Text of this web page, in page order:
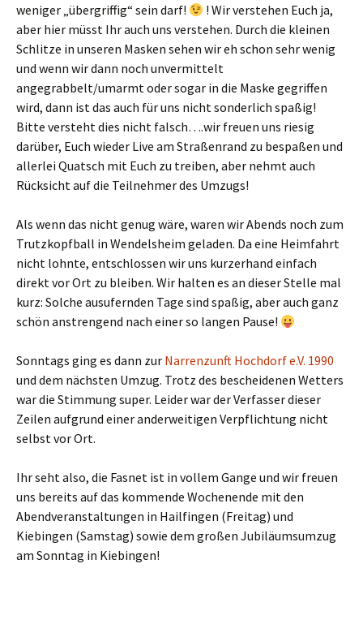
weniger „übergriffig“ sein darf!
! Wir verstehen Euch ja,
aber hier müsst Ihr auch uns verstehen. Durch die kleinen
Schlitze in unseren Masken sehen wir eh schon sehr wenig
und wenn wir dann noch unvermittelt
angegrabbelt/umarmt oder sogar in die Maske gegriffen
wird, dann ist das auch für uns nicht sonderlich spaßig!
Bitte versteht dies nicht falsch….wir freuen uns riesig
darüber, Euch wieder Live am Straßenrand zu bespaßen und
allerlei Quatsch mit Euch zu treiben, aber nehmt auch
Rücksicht auf die Teilnehmer des Umzugs!
Als wenn das nicht genug wäre, waren wir Abends noch zum
Trutzkopfball in Wendelsheim geladen. Da eine Heimfahrt
nicht lohnte, entschlossen wir uns kurzerhand einfach
direkt vor Ort zu bleiben. Wir halten es an dieser Stelle mal
kurz: Solche ausufernden Tage sind spaßig, aber auch ganz
schön anstrengend nach einer so langen Pause!
Sonntags ging es dann zur Narrenzunft Hochdorf e.V. 1990
und dem nächsten Umzug. Trotz des bescheidenen Wetters
war die Stimmung super. Leider war der Verfasser dieser
Zeilen aufgrund einer anderweitigen Verpflichtung nicht
selbst vor Ort.
Ihr seht also, die Fasnet ist in vollem Gange und wir freuen
uns bereits auf das kommende Wochenende mit den
Abendveranstaltungen in Hailfingen (Freitag) und
Kiebingen (Samstag) sowie dem großen Jubiläumsumzug
am Sonntag in Kiebingen!